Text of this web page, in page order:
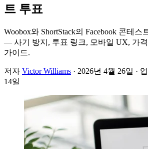
트 투표
Woobox와 ShortStack의 Facebook 콘테
— 사기 방지, 투표 링크, 모바일 UX, 가격
가이드.
저자 Victor Williams · 2026년 4월 26일 ·
14일